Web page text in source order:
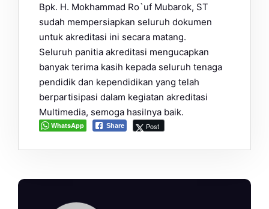
Bpk. H. Mokhammad Ro`uf Mubarok, ST
sudah mempersiapkan seluruh dokumen
untuk akreditasi ini secara matang.
Seluruh panitia akreditasi mengucapkan
banyak terima kasih kepada seluruh tenaga
pendidik dan kependidikan yang telah
berpartisipasi dalam kegiatan akreditasi
Multimedia, semoga hasilnya baik.
WhatsApp Share Post